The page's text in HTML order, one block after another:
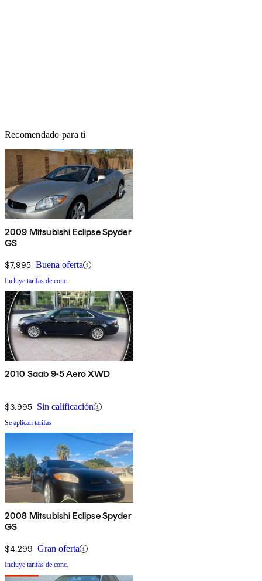
Recomendado para ti
2009 Mitsubishi Eclipse Spyder
GS
$7,995 Buena oferta
Incluye tarifas de conc.
2010 Saab 9-5 Aero XWD
$3,995 Sin calificación
Se aplican tarifas
2008 Mitsubishi Eclipse Spyder
GS
$4,299 Gran oferta
Incluye tarifas de conc.